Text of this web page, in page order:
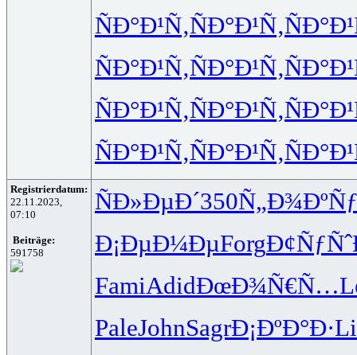
ÑÐ°Ð¹Ñ‚ÑÐ°Ð¹Ñ‚
ÑÐ°Ð¹Ñ‚ÑÐ°Ð¹Ñ‚
ÑÐ°Ð¹Ñ‚ÑÐ°Ð¹Ñ‚
ÑÐ°Ð¹Ñ‚ÑÐ°Ð¹Ñ‚
Registrierdatum:
22.11.2023,
07:10
Beiträge:
591758
ÑÐ»ÐµÐ´350
Ð¡ÐµÐ¼ÐµForg
FamiAdidÐœÐ¾Ñ€Ñ…
PaleJohnSagrÐ¡ÐºÐ°Ð·